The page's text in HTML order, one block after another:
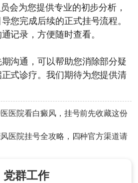
会为您提供专业的初步分析，
您完成后续的正式挂号流程。
记录，方便随时查看。
沟通，可以帮助您消除部分疑
式诊疗。我们期待为您提供清
医院看白癜风，挂号前先收藏这份
医院挂号全攻略，四种官方渠道请
党群工作